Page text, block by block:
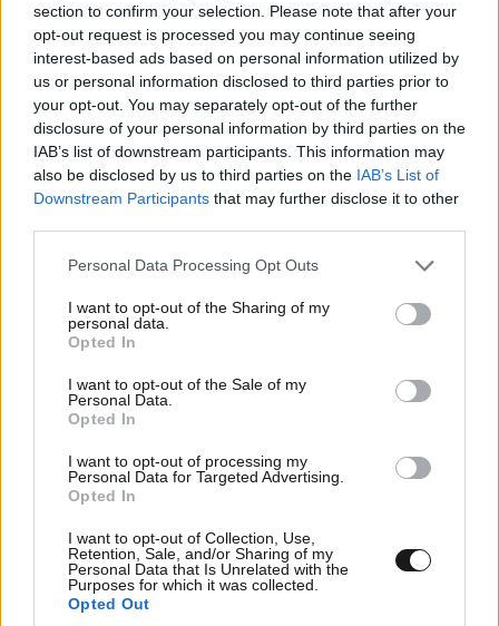
section to confirm your selection. Please note that after your
opt-out request is processed you may continue seeing
interest-based ads based on personal information utilized by
us or personal information disclosed to third parties prior to
your opt-out. You may separately opt-out of the further
disclosure of your personal information by third parties on the
IAB’s list of downstream participants. This information may
also be disclosed by us to third parties on the IAB’s List of
Downstream Participants that may further disclose it to other
Please note that this website/app uses one or more Google
not limited to your visit or usage behaviour. You may click to
grant or deny consent to Google and its third-party tags to
use your data for below specified purposes in below Google
consent section.
Personal Data Processing Opt Outs
I want to opt-out of the Sharing of my
personal data.
Opted In
I want to opt-out of the Sale of my
Personal Data.
Opted In
I want to opt-out of processing my
Personal Data for Targeted Advertising.
Opted In
I want to opt-out of Collection, Use,
Retention, Sale, and/or Sharing of my
Personal Data that Is Unrelated with the
Purposes for which it was collected.
Opted Out
ΕΛΛΑΔΑ05·08·2026 21:24
«Κάηκε το σπίτι μας στην Ελλάδα λίγο πριν
μετακομίσουμε»: Απαρηγόρητη η οικογένεια
από τη Βρετανία που είδε το όνειρο ζωής να
γίνεται στάχτη